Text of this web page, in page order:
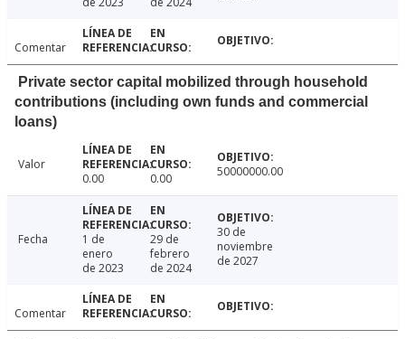
Comentar
Private sector capital mobilized through household
contributions (including own funds and commercial
loans)
Valor
0.00
0.00 50000000.00
Fecha
1 de
enero
de 2023
29 de
febrero
de 2024
30 de
noviembre
de 2027
Comentar